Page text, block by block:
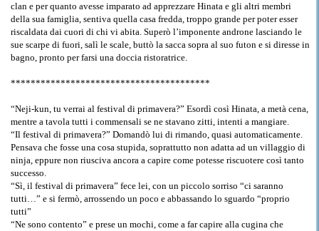
clan e per quanto avesse imparato ad apprezzare Hinata e gli altri membri
della sua famiglia, sentiva quella casa fredda, troppo grande per poter esser
riscaldata dai cuori di chi vi abita. Superò l’imponente androne lasciando le
sue scarpe di fuori, salì le scale, buttò la sacca sopra al suo futon e si diresse in
bagno, pronto per farsi una doccia ristoratrice.
****************************************
“Neji-kun, tu verrai al festival di primavera?” Esordì così Hinata, a metà cena,
mentre a tavola tutti i commensali se ne stavano zitti, intenti a mangiare.
“Il festival di primavera?” Domandò lui di rimando, quasi automaticamente.
Pensava che fosse una cosa stupida, soprattutto non adatta ad un villaggio di
ninja, eppure non riusciva ancora a capire come potesse riscuotere così tanto
successo.
“Sì, il festival di primavera” fece lei, con un piccolo sorriso “ci saranno
tutti…” e si fermò, arrossendo un poco e abbassando lo sguardo “proprio
tutti”
“Ne sono contento” e prese un mochi, come a far capire alla cugina che